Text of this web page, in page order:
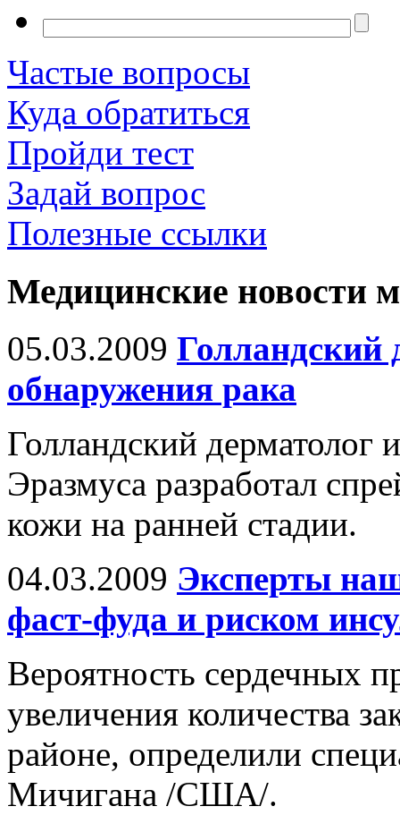
Частые вопросы
Куда обратиться
Пройди тест
Задай вопрос
Полезные ссылки
Медицинские новости
05.03.2009 Голландский
обнаружения рака
Голландский дерматолог
Эразмуса разработал
кожи на ранней стадии.
04.03.2009 Эксперты
фаст-фуда и риском
Вероятность сердечных
увеличения количества
районе, определили
Мичигана /США/.